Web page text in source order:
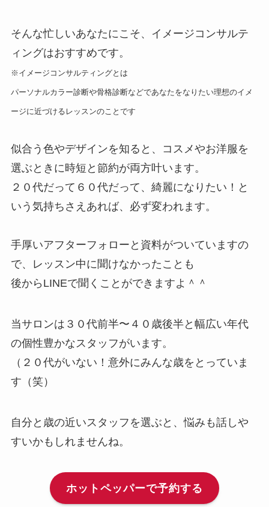
そんな忙しいあなたにこそ、イメージコンサルテ
ィングはおすすめです。
※イメージコンサルティングとは
パーソナルカラー診断や骨格診断などであなたをなりたい理想のイメ
ージに近づけるレッスンのことです
似合う色やデザインを知ると、コスメやお洋服を
選ぶときに時短と節約が両方叶います。
２０代だって６０代だって、綺麗になりたい！と
いう気持ちさえあれば、必ず変われます。
手厚いアフターフォローと資料がついていますの
で、レッスン中に聞けなかったことも
後からLINEで聞くことができますよ＾＾
当サロンは３０代前半〜４０歳後半と幅広い年代
の個性豊かなスタッフがいます。
（２０代がいない！意外にみんな歳をとっていま
す（笑）
自分と歳の近いスタッフを選ぶと、悩みも話しや
すいかもしれませんね。
ホットペッパーで予約する